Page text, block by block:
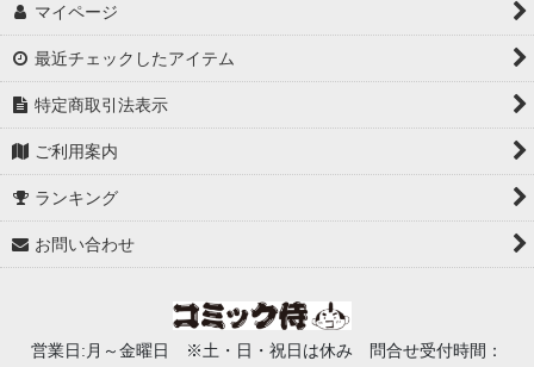
マイページ
最近チェックしたアイテム
特定商取引法表示
ご利用案内
ランキング
お問い合わせ
営業日:月～金曜日 ※土・日・祝日は休み 問合せ受付時間：